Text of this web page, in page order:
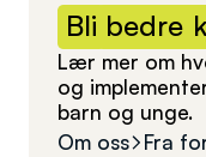
Bli bedre
Lær mer om
og
barn og unge.
Om oss
Fra